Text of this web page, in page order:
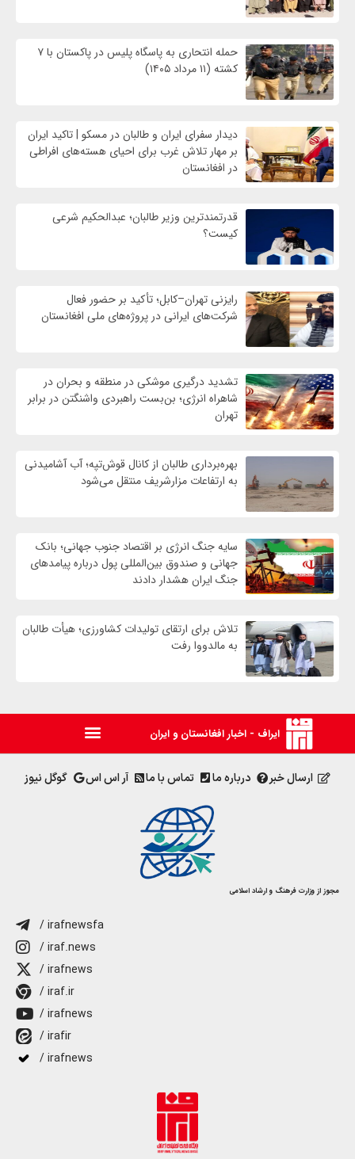
حمله انتحاری به پاسگاه پلیس در پاکستان با ۷
کشته (۱۱ مرداد ۱۴۰۵)
دیدار سفرای ایران و طالبان در مسکو | تاکید ایران
بر مهار تلاش‌ غرب برای احیای هسته‌های افراطی
در افغانستان
قدرتمندترین وزیر طالبان؛ عبدالحکیم شرعی
کیست؟
رایزنی تهران–کابل؛ تأکید بر حضور فعال
شرکت‌های ایرانی در پروژه‌های ملی افغانستان
تشدید درگیری موشکی در منطقه و بحران در
شاهراه انرژی؛ بن‌بست راهبردی واشنگتن در برابر
تهران
بهره‌برداری طالبان از کانال قوش‌تپه؛ آب آشامیدنی
به ارتفاعات مزارشریف منتقل می‌شود
سایه جنگ انرژی بر اقتصاد جنوب جهانی؛ بانک
جهانی و صندوق بین‌المللی پول درباره پیامدهای
جنگ ایران هشدار دادند
تلاش برای ارتقای تولیدات کشاورزی؛ هیأت طالبان
به مالدووا رفت
ایراف - اخبار افغانستان و ایران
ارسال خبر درباره ما تماس با ما آر اس اس گوگل نیوز
مجوز از وزارت فرهنگ و ارشاد اسلامی
/ irafnewsfa
/ iraf.news
/ irafnews
/ iraf.ir
/ irafnews
/ irafir
/ irafnews